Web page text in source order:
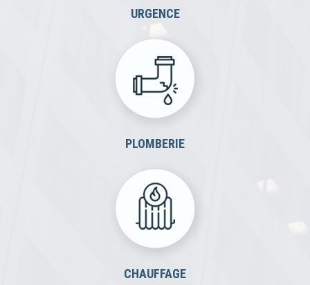
URGENCE
PLOMBERIE
CHAUFFAGE